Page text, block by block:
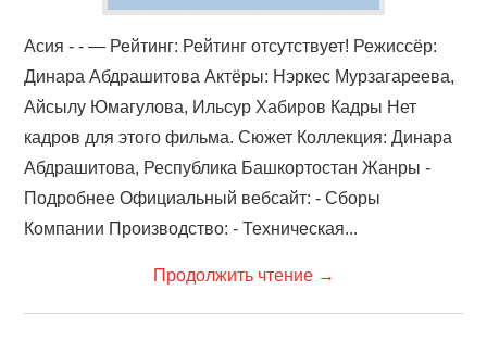
Асия - - — Рейтинг: Рейтинг отсутствует! Режиссёр:
Динара Абдрашитова Актёры: Нэркес Мурзагареева,
Айсылу Юмагулова, Ильсур Хабиров Кадры Нет
кадров для этого фильма. Сюжет Коллекция: Динара
Абдрашитова, Республика Башкортостан Жанры -
Подробнее Официальный вебсайт: - Сборы
Компании Производство: - Техническая...
Продолжить чтение →